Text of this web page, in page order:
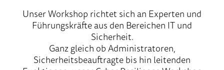
Unser Workshop richtet sich an Experten und
Führungskräfte aus den Bereichen IT und
Sicherheit.
Ganz gleich ob Administratoren,
Sicherheitsbeauftragte bis hin leitenden